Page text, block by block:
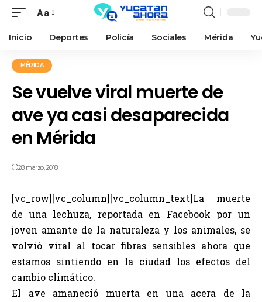
Aa
Inicio Deportes Policía Sociales Mérida
MÉRIDA
Se vuelve viral muerte de
ave ya casi desaparecida
en Mérida
28 marzo, 2018
[vc_row][vc_column][vc_column_text]La muerte
de una lechuza, reportada en Facebook por un
joven amante de la naturaleza y los animales, se
volvió viral al tocar fibras sensibles ahora que
estamos sintiendo en la ciudad los efectos del
cambio climático.
El ave amaneció muerta en una acera de la